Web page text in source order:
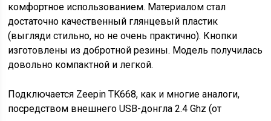
комфортное использованием. Материалом стал
достаточно качественный глянцевый пластик
(выгляди стильно, но не очень практично). Кнопки
изготовлены из добротной резины. Модель получилась
довольно компактной и легкой.
Подключается Zeepin TK668, как и многие аналоги,
посредством внешнего USB-донгла 2.4 Ghz (от